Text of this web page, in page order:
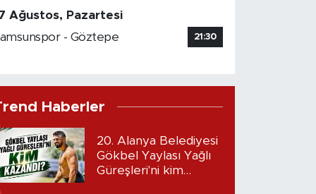
Ağustos, Pazartesi
- Göztepe
21:30
Haberler
20. Alanya Belediyesi
Gökbel Yaylası Yağlı
Güreşleri'ni kim